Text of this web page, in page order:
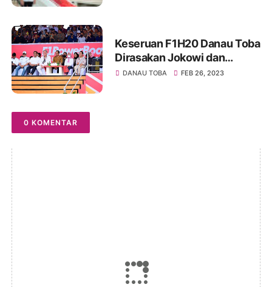
Keseruan F1H20 Danau Toba
Dirasakan Jokowi dan
Masyarakat Puluhan Ribu
DANAU TOBA FEB 26, 2023
0 KOMENTAR